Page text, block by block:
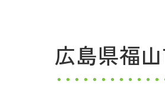
広島県福